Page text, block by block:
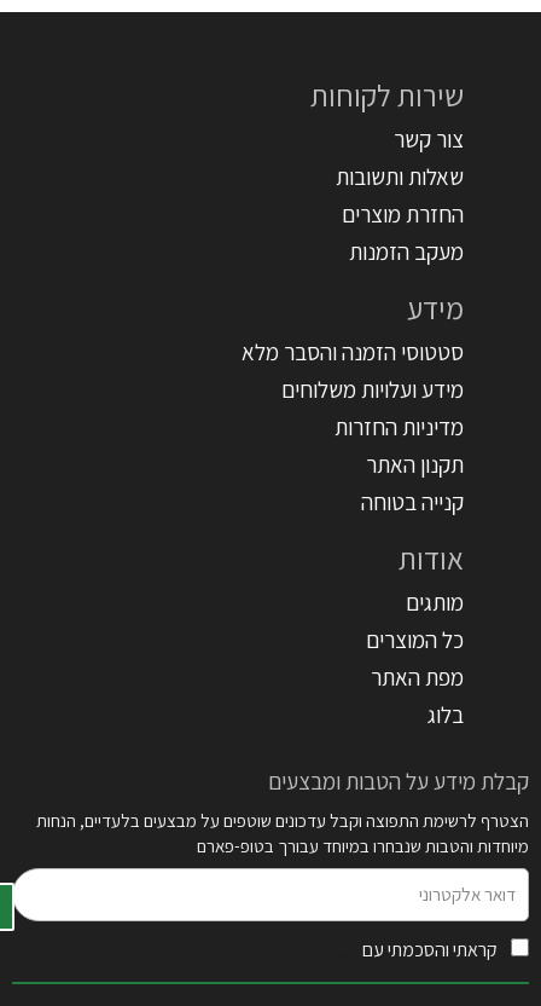
שירות לקוחות
צור קשר
שאלות ותשובות
החזרת מוצרים
מעקב הזמנות
מידע
סטטוסי הזמנה והסבר מלא
מידע ועלויות משלוחים
מדיניות החזרות
תקנון האתר
קנייה בטוחה
אודות
מותגים
כל המוצרים
מפת האתר
בלוג
קבלת מידע על הטבות ומבצעים
הצטרף לרשימת התפוצה וקבל עדכונים שוטפים על מבצעים בלעדיים, הנחות
מיוחדות והטבות שנבחרו במיוחד עבורך בטופ-פארם
אלקטרוני
קראתי והסכמתי עם